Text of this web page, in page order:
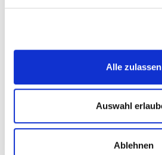
Alle zulassen
Auswahl
Ablehnen
Hydraulisch / Pneumatische